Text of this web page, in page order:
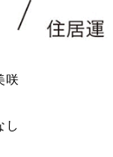
咲
し